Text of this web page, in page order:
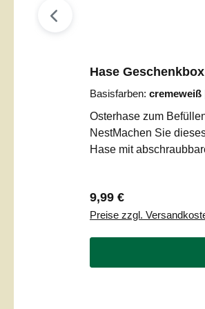
Hase Geschenkbox
Basisfarben: cremeweiß
Osterhase zum
NestMachen Sie
Hase mit
Versteck für kleine
Augen bei Groß und
Design-Konzept. Sie
Die frechen
Regulärer Preis:
9,99 €
Preise zzgl.